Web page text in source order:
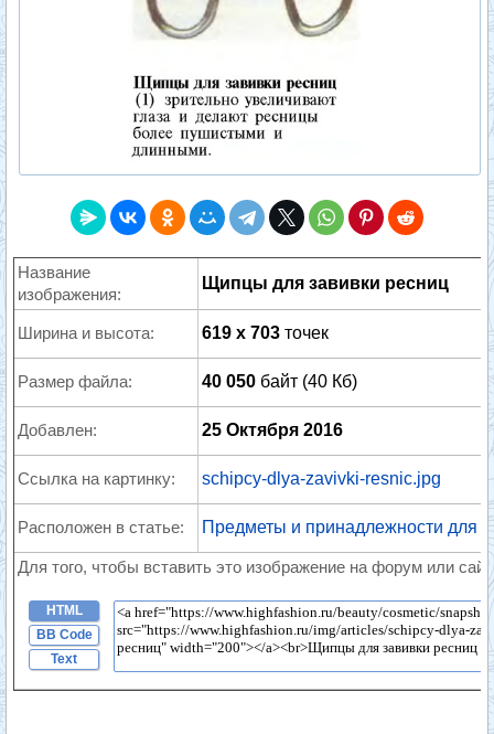
Название
изображения:
Щипцы для завивки ресниц
Ширина и высота: 619 x 703 точек
Размер файла: 40 050 байт (40 Кб)
Добавлен: 25 Октября 2016
Ссылка на картинку: schipcy-dlya-zavivki-resnic.jpg
Расположен в статье: Предметы и принадлежности для
Для того, чтобы вставить это изображение на форум или
HTML
BB Code
Text